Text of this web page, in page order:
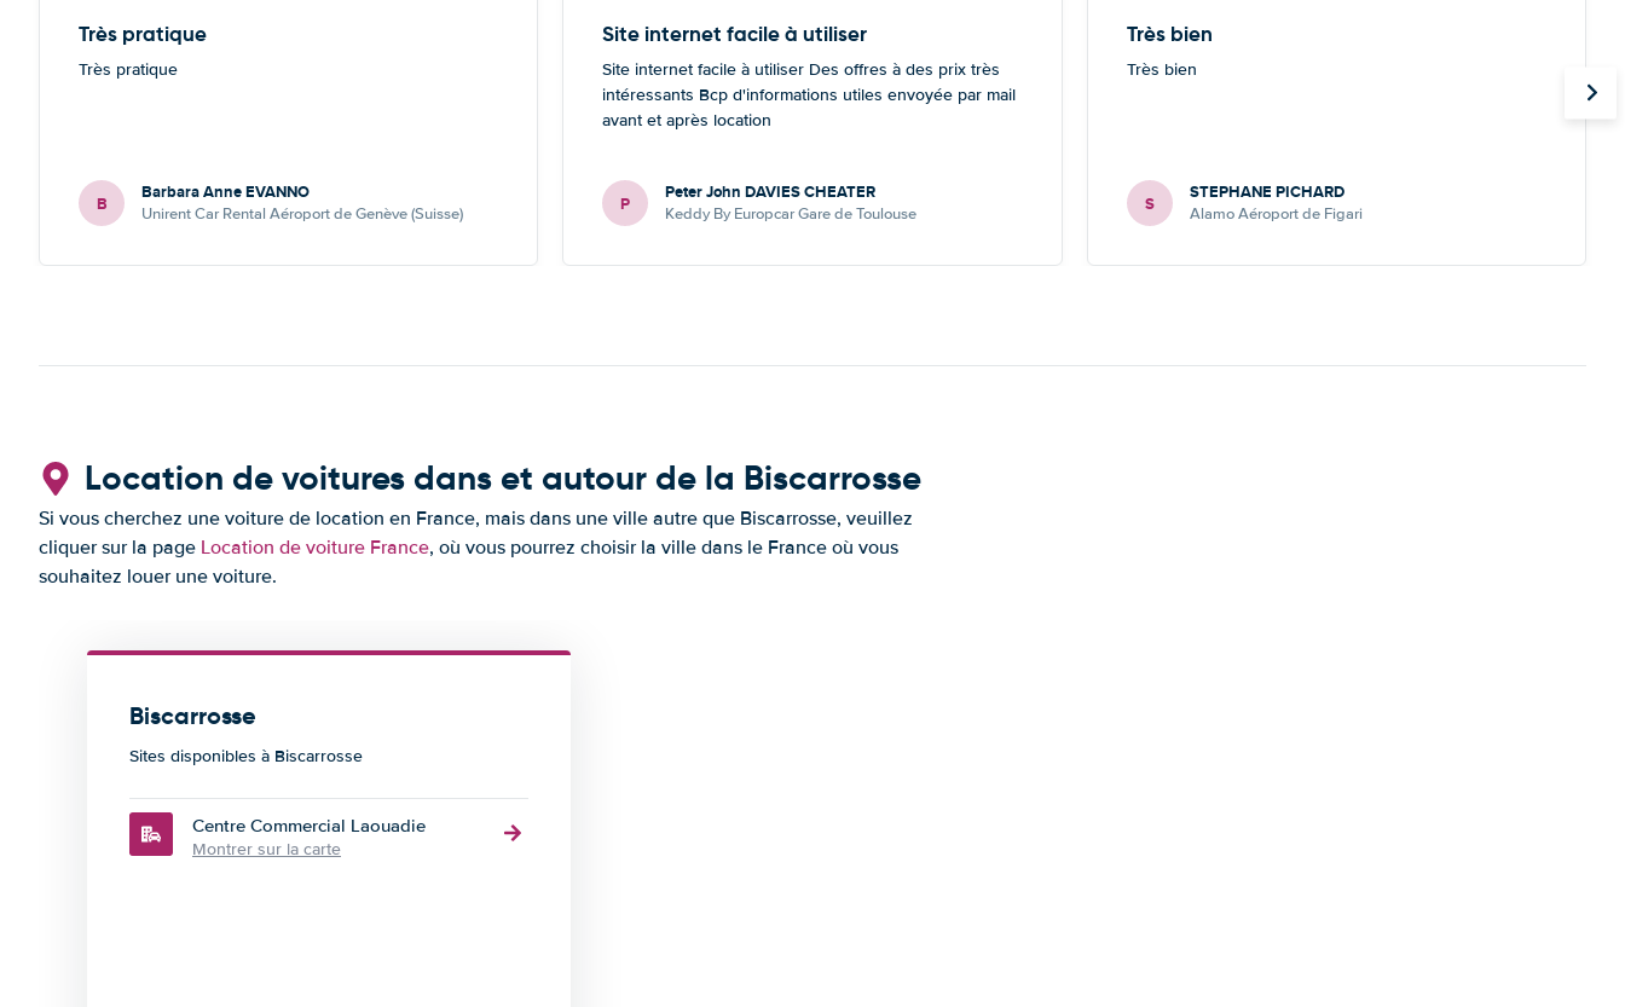
Très pratique
Très pratique
B Barbara Anne EVANNO
Unirent Car Rental Aéroport de Genève (Suisse)
Site internet facile à utiliser
Site internet facile à utiliser Des offres à des prix très
intéressants Bcp d'informations utiles envoyée par mail
avant et après location
P Peter John DAVIES CHEATER
Keddy By Europcar Gare de Toulouse
Très bien
Très bien
S STEPHANE PICHARD
Alamo Aéroport de Figari
Location de voitures dans et autour de la Biscarrosse
Si vous cherchez une voiture de location en France, mais dans une ville autre que Biscarrosse, veuillez
cliquer sur la page Location de voiture France, où vous pourrez choisir la ville dans le France où vous
souhaitez louer une voiture.
Biscarrosse
Sites disponibles à Biscarrosse
Centre Commercial Laouadie
Montrer sur la carte